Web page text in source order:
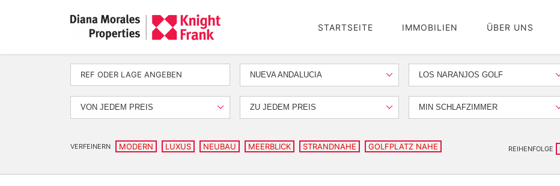
STARTSEITE IMMOBILIEN ÜBER UNS
NUEVA ANDALUCIA LOS NARANJOS GOLF
VON JEDEM PREIS ZU JEDEM PREIS MIN SCHLAFZIMMER
VERFEINERN MODERN LUXUS NEUBAU MEERBLICK STRANDNAHE GOLFPLATZ NAHE REIHENFOLGE